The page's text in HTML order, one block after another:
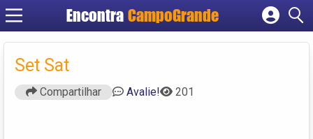
Encontra CampoGrande
Cadastrar empresa
Set Sat
Compartilhar Avalie! 201